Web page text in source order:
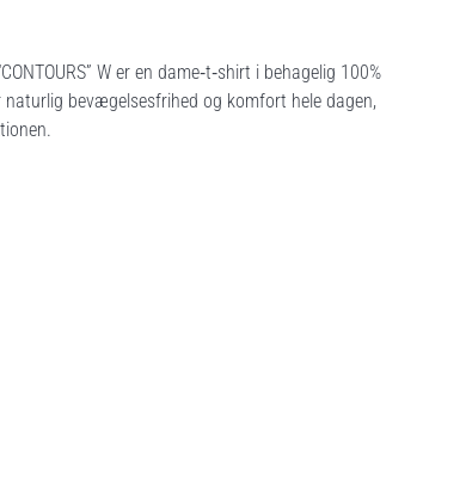
W er en dame‑t‑shirt i behagelig 100%
bevægelsesfrihed og komfort hele dagen,